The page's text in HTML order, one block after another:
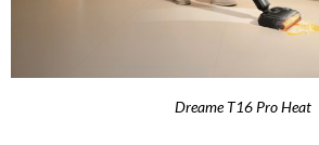
Dreame T16 Pro Heat